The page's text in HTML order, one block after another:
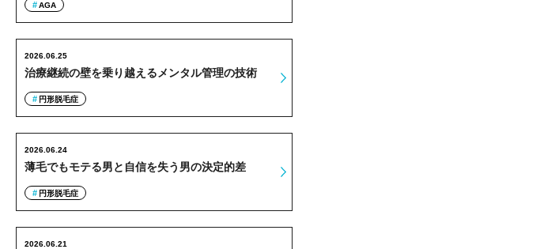
AGA
治療継続の壁を乗り越えるメンタル管理の技術
2026.06.25
円形脱毛症
薄毛でもモテる男と自信を失う男の決定的差
2026.06.24
円形脱毛症
2026.06.21